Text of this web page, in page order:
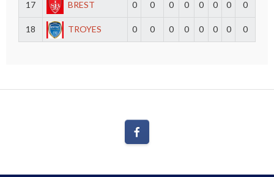
17 BREST 0 0 0 0 0 0 0 0
18 TROYES 0 0 0 0 0 0 0 0